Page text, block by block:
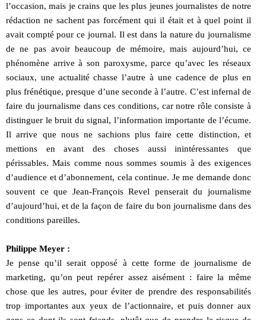
l’occasion, mais je crains que les plus jeunes journalistes de notre
rédaction ne sachent pas forcément qui il était et à quel point il
avait compté pour ce journal. Il est dans la nature du journalisme
de ne pas avoir beaucoup de mémoire, mais aujourd’hui, ce
phénomène arrive à son paroxysme, parce qu’avec les réseaux
sociaux, une actualité chasse l’autre à une cadence de plus en
plus frénétique, presque d’une seconde à l’autre. C’est infernal de
faire du journalisme dans ces conditions, car notre rôle consiste à
distinguer le bruit du signal, l’information importante de l’écume.
Il arrive que nous ne sachions plus faire cette distinction, et
mettions en avant des choses aussi inintéressantes que
périssables. Mais comme nous sommes soumis à des exigences
d’audience et d’abonnement, cela continue. Je me demande donc
souvent ce que Jean-François Revel penserait du journalisme
d’aujourd’hui, et de la façon de faire du bon journalisme dans des
conditions pareilles.
Philippe Meyer :
Je pense qu’il serait opposé à cette forme de journalisme de
marketing, qu’on peut repérer assez aisément : faire la même
chose que les autres, pour éviter de prendre des responsabilités
trop importantes aux yeux de l’actionnaire, et puis donner aux